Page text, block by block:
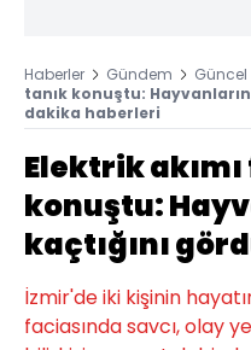
Haberler Gündem Güncel
tanık konuştu:
dakika haberleri
Elektrik
konuştu:
kaçtığını
İzmir'de iki kişinin
faciasında savcı, olay